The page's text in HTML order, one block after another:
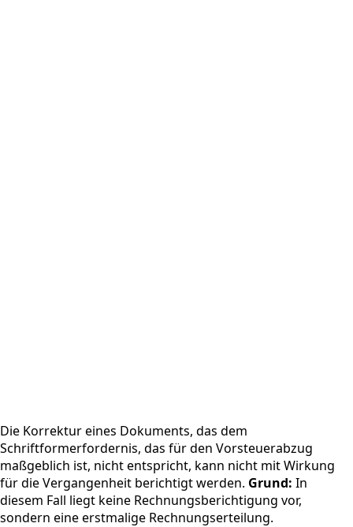
Die Korrektur eines Dokuments, das dem
Schriftformerfordernis, das für den Vorsteuerabzug
maßgeblich ist, nicht entspricht, kann nicht mit Wirkung
für die Vergangenheit berichtigt werden. Grund: In
diesem Fall liegt keine Rechnungsberichtigung vor,
sondern eine erstmalige Rechnungserteilung.